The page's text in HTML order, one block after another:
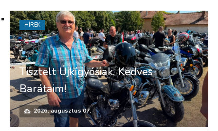
Tisztelt Újkígyósiak, Kedves
Barátaim!
2026. augusztus 07.
HÍREK